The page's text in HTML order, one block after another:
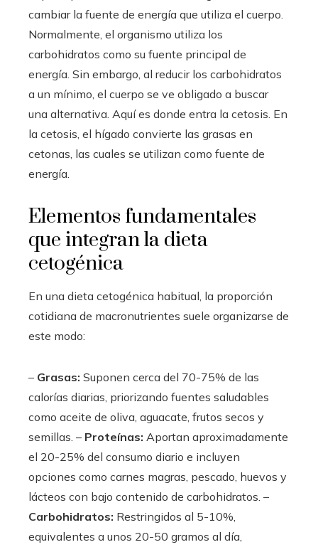
cambiar la fuente de energía que utiliza el cuerpo.
Normalmente, el organismo utiliza los
carbohidratos como su fuente principal de
energía. Sin embargo, al reducir los carbohidratos
a un mínimo, el cuerpo se ve obligado a buscar
una alternativa. Aquí es donde entra la cetosis. En
la cetosis, el hígado convierte las grasas en
cetonas, las cuales se utilizan como fuente de
energía.
Elementos fundamentales
que integran la dieta
cetogénica
En una dieta cetogénica habitual, la proporción
cotidiana de macronutrientes suele organizarse de
este modo:
– Grasas: Suponen cerca del 70-75% de las
calorías diarias, priorizando fuentes saludables
como aceite de oliva, aguacate, frutos secos y
semillas. – Proteínas: Aportan aproximadamente
el 20-25% del consumo diario e incluyen
opciones como carnes magras, pescado, huevos y
lácteos con bajo contenido de carbohidratos. –
Carbohidratos: Restringidos al 5-10%,
equivalentes a unos 20-50 gramos al día,